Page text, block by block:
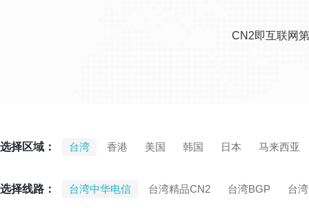
CN2即互联网
选择区域： 台湾 香港 美国 韩国 日本 马来西亚
选择线路： 台湾中华电信 台湾精品CN2 台湾BGP 台